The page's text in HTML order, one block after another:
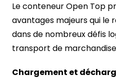
Le conteneur Open Top
avantages majeurs qui le
dans de nombreux défis
transport de
Chargement et